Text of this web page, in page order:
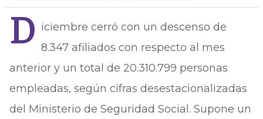
D iciembre cerró con un descenso de
8.347 afiliados con respecto al mes
anterior y un total de 20.310.799 personas
empleadas, según cifras desestacionalizadas
del Ministerio de Seguridad Social. Supone un